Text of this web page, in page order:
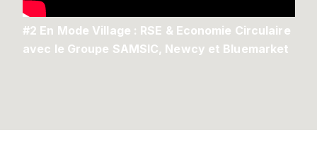
#2 En Mode Village : RSE & Economie Circulaire
avec le Groupe SAMSIC, Newcy et Bluemarket